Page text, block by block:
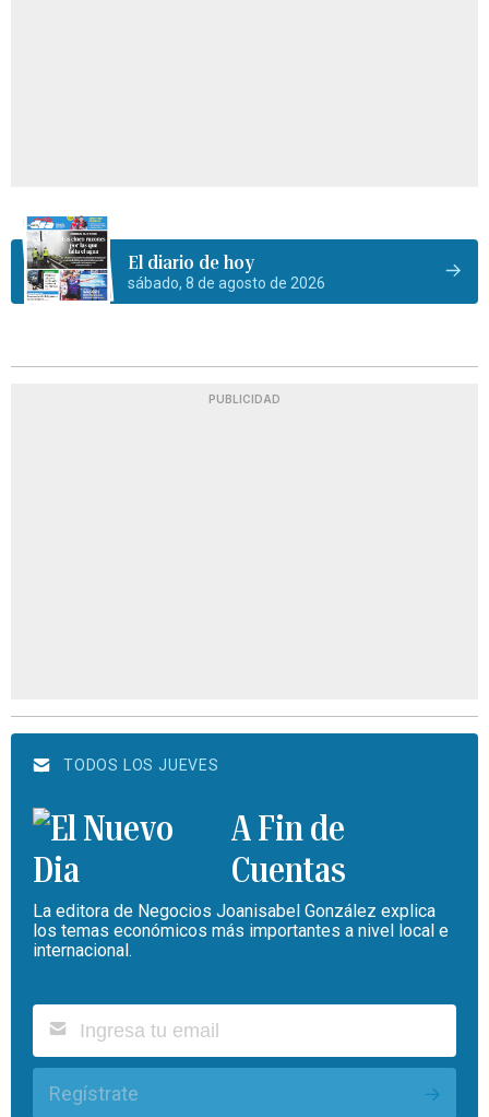
El diario de hoy
sábado, 8 de agosto de 2026
PUBLICIDAD
TODOS LOS JUEVES
A Fin de
Cuentas
La editora de Negocios Joanisabel González explica
los temas económicos más importantes a nivel local e
internacional.
Regístrate